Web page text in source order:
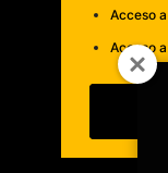
Acceso
Acceso